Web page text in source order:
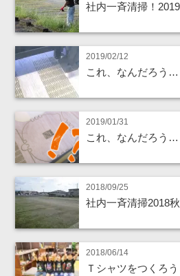
社内一斉清掃！
2019/02/12
これ、なんだろう…
2019/01/31
これ、なんだろう…
2018/09/25
社内一斉清掃2018
2018/06/14
Ｔシャツをつくろ